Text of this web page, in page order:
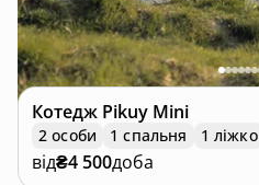
Котедж Pikuy Mini
2 особи 1 спальня 1 ліжко
від₴4 500доба